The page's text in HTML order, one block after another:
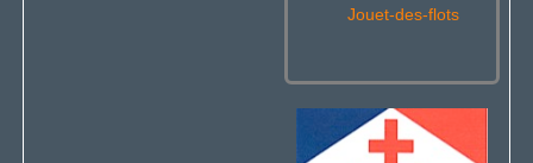
Jouet-des-flots